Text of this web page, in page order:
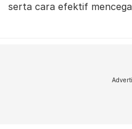
serta cara efektif